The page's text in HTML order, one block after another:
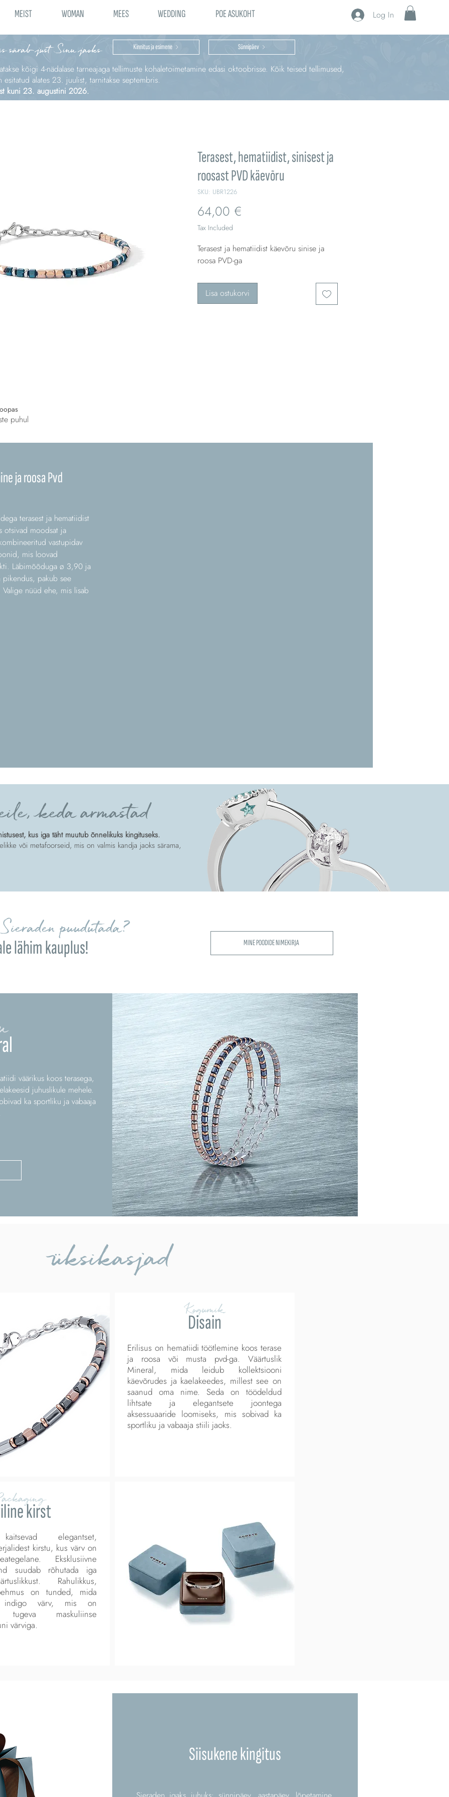
MEIST WOMAN MEES WEDDING POE ASUKOHT Log In
särab just Sinu jaoks Kinnitus ja esimene Sünnipäev
kõigi 4‑nädalase tarneajaga tellimuste kohaletoimetamine edasi oktoobrisse. Kõik teised tellimused,
alates 23. juulist, tarnitakse septembris.
kuni 23. augustini 2026.
Terasest, hematiidist, sinisest ja
roosast PVD käevõru
SKU: UBR1226
64,00 €
Tax Included
Terasest ja hematiidist käevõru sinise ja
roosa PVD-ga
Lisa ostukorvi
puhul
ja roosa Pvd
terasest ja hematiidist
otsivad moodsat ja
vastupidav
mis loovad
Läbimõõduga ø 3,90 ja
pakub see
nüüd ehe, mis lisab
keda armastad
kus iga täht muutub õnnelikuks kingituseks.
või metafoorseid, mis on valmis kandja jaoks särama,
puudutada?
lähim kauplus! MINE POODIDE NIMEKIRJA
väärikus koos terasega,
juhuslikule mehele.
ka sportliku ja vabaaja
üksikasjad
kirst
elegantset,
kirstu, kus värv on
Eksklusiivne
suudab rõhutada iga
Rahulikkus,
on tunded, mida
indigo värv, mis on
tugeva maskuliinse
värviga.
Kogumik
Disain
Erilisus on hematiidi töötlemine koos terase
ja roosa või musta pvd-ga. Väärtuslik
Mineral, mida leidub kollektsiooni
käevõrudes ja kaelakeedes, millest see on
saanud oma nime. Seda on töödeldud
lihtsate ja elegantsete joontega
aksessuaaride loomiseks, mis sobivad ka
sportliku ja vabaaja stiili jaoks.
Siisukene kingitus